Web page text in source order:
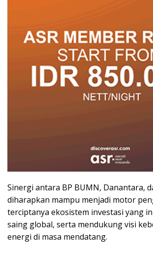
Sinergi antara BP BUMN, Danantara,
diharapkan mampu menjadi motor
terciptanya ekosistem investasi yang
saing global, serta mendukung visi
energi di masa mendatang.